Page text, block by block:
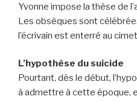
Yvonne impose la thèse de
Les obsèques sont
l’écrivain est enterré au
L’hypothèse du suicide
Pourtant, dès le début,
à admettre à cette époque,